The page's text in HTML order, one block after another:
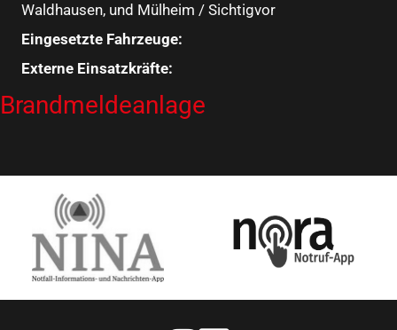
Waldhausen, und Mülheim / Sichtigvor
Eingesetzte Fahrzeuge:
Externe Einsatzkräfte:
Brandmeldeanlage